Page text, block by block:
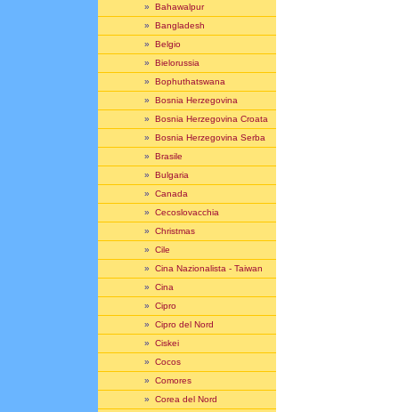
» Bahawalpur
» Bangladesh
» Belgio
» Bielorussia
» Bophuthatswana
» Bosnia Herzegovina
» Bosnia Herzegovina Croata
» Bosnia Herzegovina Serba
» Brasile
» Bulgaria
» Canada
» Cecoslovacchia
» Christmas
» Cile
» Cina Nazionalista - Taiwan
» Cina
» Cipro
» Cipro del Nord
» Ciskei
» Cocos
» Comores
» Corea del Nord